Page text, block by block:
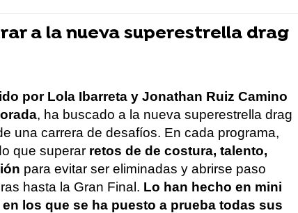
a la nueva superestrella drag
por Lola Ibarreta y Jonathan Ruiz Camino
, ha buscado a la nueva superestrella drag
una carrera de desafíos. En cada programa,
que superar retos de de costura, talento,
para evitar ser eliminadas y abrirse paso
hasta la Gran Final. Lo han hecho en mini
los que se ha puesto a prueba todas sus